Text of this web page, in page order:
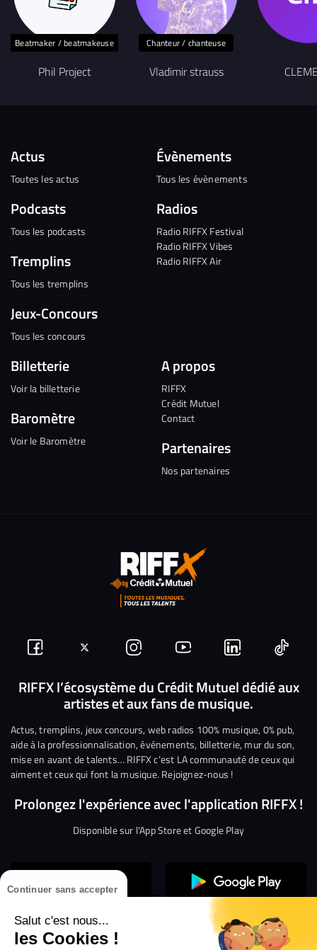
Continuer sans accepter
Salut c'est nous...
les Cookies !
Beatmaker / beatmakeuse
Phil Project
Chanteur / chanteuse
Vladimir strauss
Actus
Toutes les actus
Podcasts
Tous les podcasts
Tremplins
Tous les tremplins
Jeux-Concours
Tous les concours
Évènements
Tous les évènements
Radios
Radio RIFFX Festival
Radio RIFFX Vibes
Radio RIFFX Air
Billetterie
Voir la billetterie
Baromètre
Voir le Baromètre
A propos
RIFFX
Crédit Mutuel
Contact
Partenaires
Nos partenaires
Suivez-
nous
Facebook
Suivez-
nous
sur
Twitter
Nous
rejoindre
sur
Instagram
Nous
rejoindre
sur
YouTube
Nous
rejoindre
sur
Linkedin
Nous
RIFFX l’écosystème du Crédit Mutuel dédié aux
artistes et aux fans de musique.
Actus, tremplins, jeux concours, web radios 100% musique, 0% pub,
aide à la professionnalisation, événements, billetterie, mur du son,
mise en avant de talents… RIFFX c’est LA communauté de ceux qui
aiment et ceux qui font la musique. Rejoignez-nous !
Prolongez l'expérience avec l'application RIFFX !
Disponible sur l'App Store et Google Play